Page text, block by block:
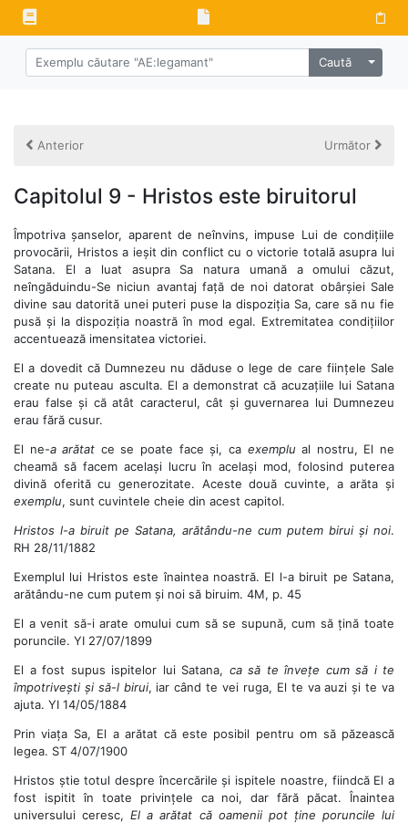
Caută Alege
Anterior Următor
Capitolul 9 - Hristos este biruitorul
Împotriva șanselor, aparent de neînvins, impuse Lui de condițiile
provocării, Hristos a ieșit din conflict cu o victorie totală asupra lui
Satana. El a luat asupra Sa natura umană a omului căzut,
neîngăduindu-Se niciun avantaj față de noi datorat obârșiei Sale
divine sau datorită unei puteri puse la dispoziția Sa, care să nu fie
pusă și la dispoziția noastră în mod egal. Extremitatea condițiilor
accentuează imensitatea victoriei.
El a dovedit că Dumnezeu nu dăduse o lege de care ființele Sale
create nu puteau asculta. El a demonstrat că acuzațiile lui Satana
erau false și că atât caracterul, cât și guvernarea lui Dumnezeu
erau fără cusur.
El ne-a arătat ce se poate face și, ca exemplu al nostru, El ne
cheamă să facem același lucru în același mod, folosind puterea
divină oferită cu generozitate. Aceste două cuvinte, a arăta și
exemplu, sunt cuvintele cheie din acest capitol.
Hristos l-a biruit pe Satana, arătându-ne cum putem birui și noi.
RH 28/11/1882
Exemplul lui Hristos este înaintea noastră. El l-a biruit pe Satana,
arătându-ne cum putem și noi să biruim. 4M, p. 45
El a venit să-i arate omului cum să se supună, cum să țină toate
poruncile. YI 27/07/1899
El a fost supus ispitelor lui Satana, ca să te învețe cum să i te
împotrivești și să-l birui, iar când te vei ruga, El te va auzi și te va
ajuta. YI 14/05/1884
Prin viața Sa, El a arătat că este posibil pentru om să păzească
legea. ST 4/07/1900
Hristos știe totul despre încercările și ispitele noastre, fiindcă El a
fost ispitit în toate privințele ca noi, dar fără păcat. Înaintea
universului ceresc,El a arătat că oamenii pot ține poruncile lui